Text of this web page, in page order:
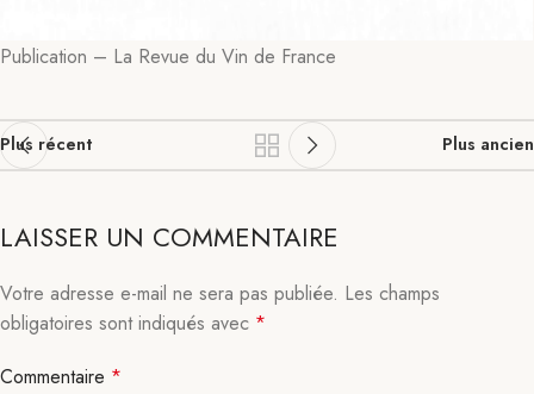
Publication – La Revue du Vin de France
Plus récent Plus ancien
LAISSER UN COMMENTAIRE
Votre adresse e-mail ne sera pas publiée. Les champs
obligatoires sont indiqués avec *
Commentaire *